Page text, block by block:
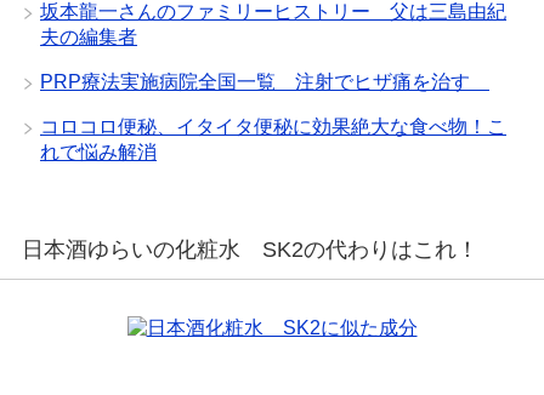
坂本龍一さんのファミリーヒストリー 父は三島由紀
夫の編集者
PRP療法実施病院全国一覧 注射でヒザ痛を治す
コロコロ便秘、イタイタ便秘に効果絶大な食べ物！こ
れで悩み解消
日本酒ゆらいの化粧水 SK2の代わりはこれ！